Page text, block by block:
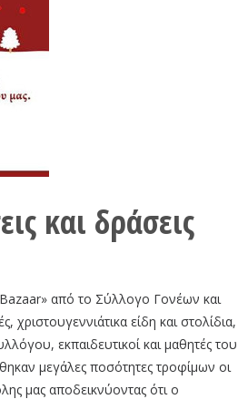
και δράσεις
από το Σύλλογο Γονέων και
είδη και στολίδια,
εκπαιδευτικοί και μαθητές του
μεγάλες ποσότητες τροφίμων οι
μας αποδεικνύοντας ότι ο